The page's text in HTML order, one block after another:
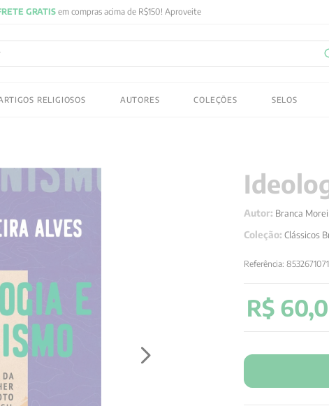
GRATISem compras acima de R$150! Aproveite
RELIGIOSOS AUTORES COLEÇÕES SELOS
Autor: Branca
Coleção: Clássicos
Referência:8532671071
R$ 60,